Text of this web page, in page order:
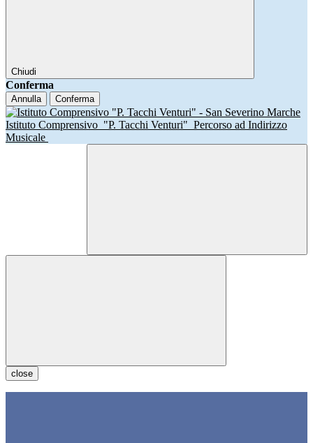
Chiudi
Conferma
Annulla Conferma
Istituto Comprensivo "P. Tacchi Venturi" Percorso ad Indirizzo
Musicale
close